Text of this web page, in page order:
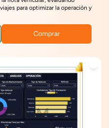
para optimizar la operación y
Comprar